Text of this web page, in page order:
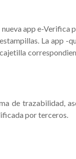
app e-Verifica
La app -
de trazabilidad,
por terceros.